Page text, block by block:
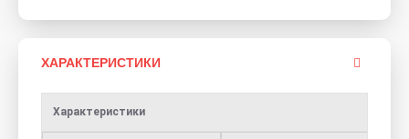
ХАРАКТЕРИСТИКИ
Характеристики